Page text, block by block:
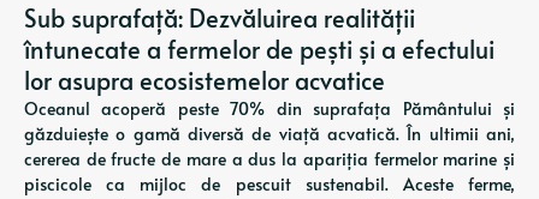
Sub suprafață: Dezvăluirea realității
întunecate a fermelor de pești și a efectului
lor asupra ecosistemelor acvatice
Oceanul acoperă peste 70% din suprafața Pământului și
găzduiește o gamă diversă de viață acvatică. În ultimii ani,
cererea de fructe de mare a dus la apariția fermelor marine și
piscicole ca mijloc de pescuit sustenabil. Aceste ferme,